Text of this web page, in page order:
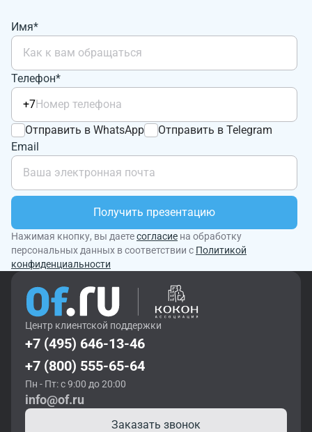
Имя*
Телефон*
+7
Отправить в WhatsApp
Отправить в Telegram
Email
Получить презентацию
Нажимая кнопку, вы даетесогласие на обработку
персональных данных в соответствии с Политикой
конфиденциальности
Центр клиентской поддержки
+7 (495) 646-13-46
+7 (800) 555-65-64
Пн - Пт: с 9:00 до 20:00
info@of.ru
Заказать звонок